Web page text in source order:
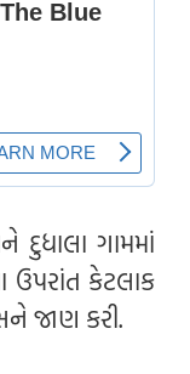
ગામમાં
ઉપરાંત કેટલાક
જાણ કરી.